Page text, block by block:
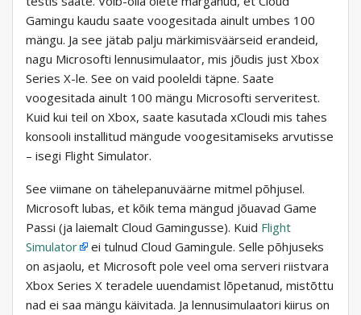
Gamingu kaudu saate voogesitada ainult umbes 100
mängu. Ja see jätab palju märkimisväärseid erandeid,
nagu Microsofti lennusimulaator, mis jõudis just Xbox
Series X-le. See on vaid pooleldi täpne. Saate
voogesitada ainult 100 mängu Microsofti serveritest.
Kuid kui teil on Xbox, saate kasutada xCloudi mis tahes
konsooli installitud mängude voogesitamiseks arvutisse
– isegi Flight Simulator.
See viimane on tähelepanuväärne mitmel põhjusel.
Microsoft lubas, et kõik tema mängud jõuavad Game
Passi (ja laiemalt Cloud Gamingusse). Kuid Flight
Simulator
ei tulnud Cloud Gamingule. Selle põhjuseks
on asjaolu, et Microsoft pole veel oma serveri riistvara
Xbox Series X teradele uuendamist lõpetanud, mistõttu
nad ei saa mängu käivitada. Ja lennusimulaatori kiirus on